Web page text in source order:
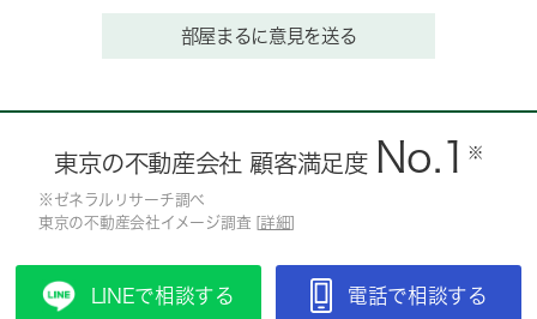
部屋まるに意見を送る
東京の不動産会社 顧客満足度 No.1 ※
※ゼネラルリサーチ調べ
東京の不動産会社イメージ調査 [ 詳細
LINEで相談する 電話で相談する